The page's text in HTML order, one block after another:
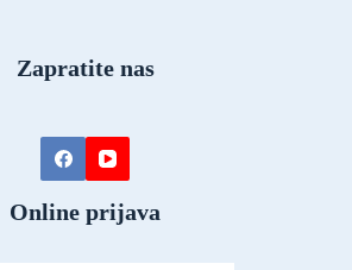
Zapratite nas
Online prijava